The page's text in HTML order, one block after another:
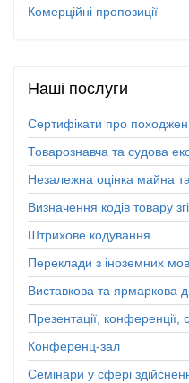
Комерційні пропозиції
Наші послуги
Сертифікати про
Товарознавча та судова
Незалежна оцінка майна
Визначення кодів товару
Штрихове кодування
Переклади з іноземних мов
Виставкова та ярмаркова
Презентації, конференції,
Конференц-зал
Семінари у сфері